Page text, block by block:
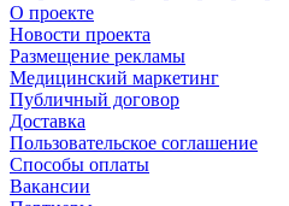
О проекте
Новости проекта
Размещение рекламы
Медицинский маркетинг
Публичный договор
Доставка
Пользовательское соглашение
Способы оплаты
Вакансии